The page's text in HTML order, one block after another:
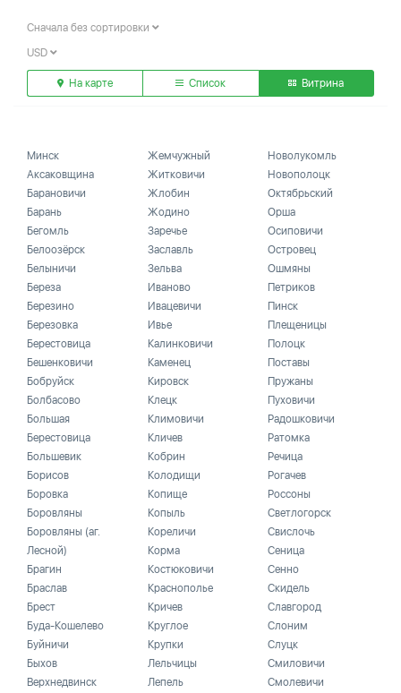
Сначала без сортировки
USD
На карте Список Витрина
Минск
Аксаковщина
Барановичи
Барань
Бегомль
Белоозёрск
Белыничи
Береза
Березино
Березовка
Берестовица
Бешенковичи
Бобруйск
Болбасово
Большая
Берестовица
Большевик
Борисов
Боровка
Боровляны
Боровляны (аг.
Лесной)
Брагин
Браслав
Брест
Буда-Кошелево
Буйничи
Быхов
Верхнедвинск
Жемчужный
Житковичи
Жлобин
Жодино
Заречье
Заславль
Зельва
Иваново
Ивацевичи
Ивье
Калинковичи
Каменец
Кировск
Клецк
Климовичи
Кличев
Кобрин
Колодищи
Копище
Копыль
Кореличи
Корма
Костюковичи
Краснополье
Кричев
Круглое
Крупки
Лельчицы
Лепель
Новолукомль
Новополоцк
Октябрьский
Орша
Осиповичи
Островец
Ошмяны
Петриков
Пинск
Плещеницы
Полоцк
Поставы
Пружаны
Пуховичи
Радошковичи
Ратомка
Речица
Рогачев
Россоны
Светлогорск
Свислочь
Сеница
Сенно
Скидель
Славгород
Слоним
Слуцк
Смиловичи
Смолевичи